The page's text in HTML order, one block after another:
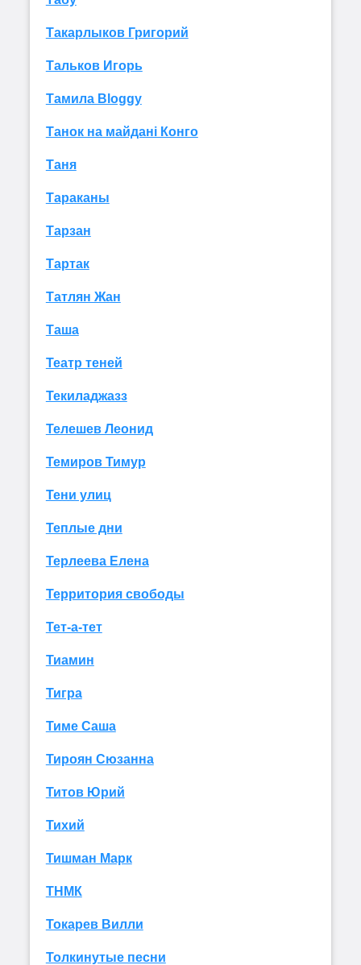
Такарлыков Григорий
Тальков Игорь
Тамила Bloggy
Танок на майдані Конго
Таня
Тараканы
Тарзан
Тартак
Татлян Жан
Таша
Театр теней
Текиладжазз
Телешев Леонид
Темиров Тимур
Тени улиц
Теплые дни
Терлеева Елена
Территория свободы
Тет-а-тет
Тиамин
Тигра
Тиме Саша
Тироян Сюзанна
Титов Юрий
Тихий
Тишман Марк
ТНМК
Токарев Вилли
Толкинутые песни